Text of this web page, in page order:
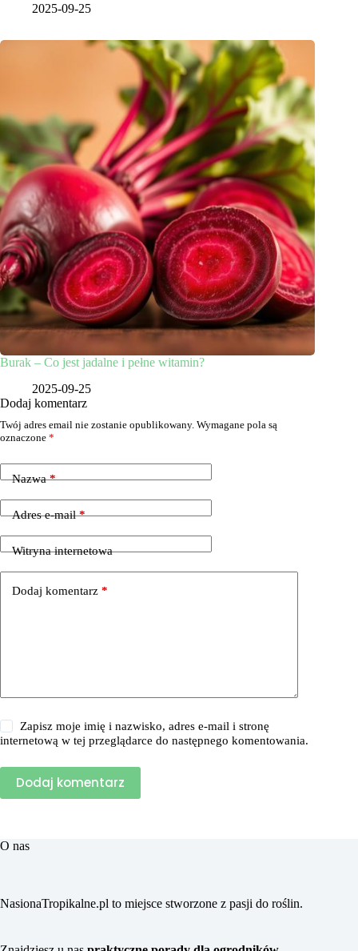
2025-09-25
Burak – Co jest jadalne i pełne witamin?
2025-09-25
Dodaj komentarz
Twój adres email nie zostanie opublikowany. Wymagane pola są
oznaczone *
Nazwa*
Adres e-mail*
Witryna internetowa
Dodaj komentarz *
Zapisz moje imię i nazwisko, adres e-mail i stronę
internetową w tej przeglądarce do następnego komentowania.
Dodaj komentarz
O nas
NasionaTropikalne.pl to miejsce stworzone z pasji do roślin.